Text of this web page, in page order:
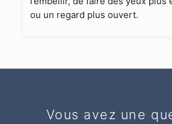
ou un regard plus ouvert.
Vous avez une